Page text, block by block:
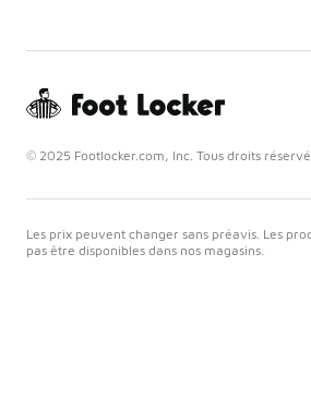
© 2025 Footlocker.com, Inc. Tous droits
Les prix peuvent changer sans préavis. Les
pas être disponibles dans nos magasins.